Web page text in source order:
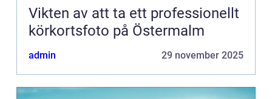
Vikten av att ta ett professionellt
körkortsfoto på Östermalm
admin 29 november 2025